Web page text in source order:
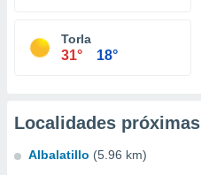
Torla
31° 18°
Localidades próximas
Albalatillo (5.96 km)